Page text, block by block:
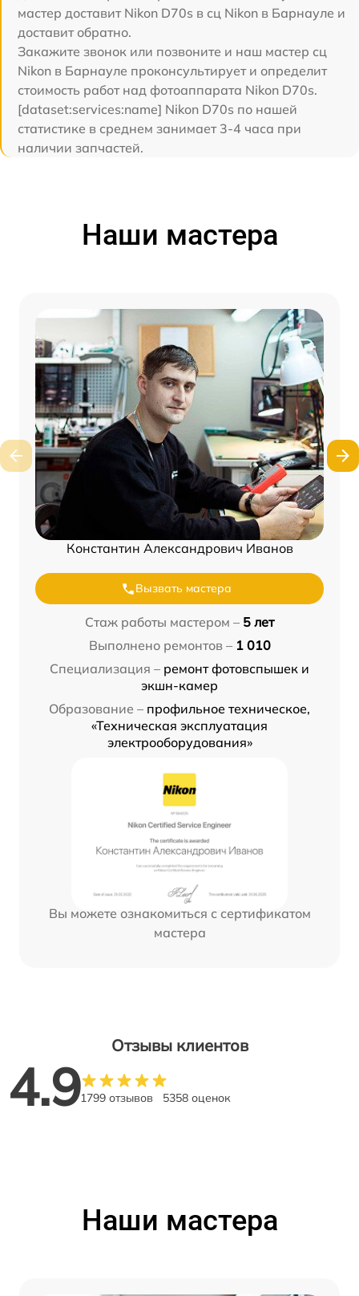
мастер доставит Nikon D70s в сц Nikon в Барнауле и
доставит обратно.
Закажите звонок или позвоните и наш мастер сц
Nikon в Барнауле проконсультирует и определит
стоимость работ над фотоаппарата Nikon D70s.
[dataset:services:name] Nikon D70s по нашей
статистике в среднем занимает 3-4 часа при
наличии запчастей.
Наши мастера
Константин Александрович Иванов
Вызвать мастера
Стаж работы мастером – 5 лет
Выполнено ремонтов – 1 010
Специализация – ремонт фотовспышек и
экшн-камер
Образование – профильное техническое,
«Техническая эксплуатация
электрооборудования»
Вы можете ознакомиться с сертификатом
мастера
Отзывы клиентов
4.91799 отзывов 5358 оценок
Наши мастера